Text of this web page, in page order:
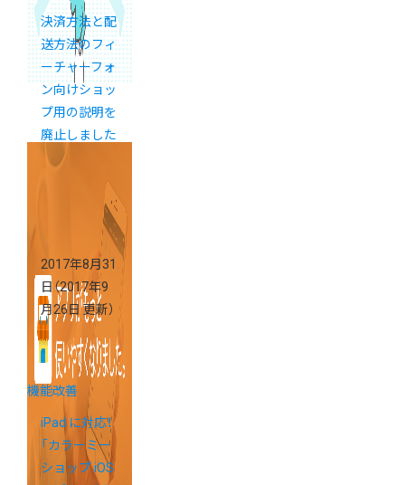
決済方法と配
送方法のフィ
ーチャーフォ
ン向けショッ
プ用の説明を
廃止しました
2017年8月31
日 （2017年9
月26日 更新）
機能改善
iPad に対応！
「カラーミー
ショップ iOS